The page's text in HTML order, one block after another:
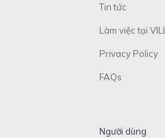
Tin tức
Làm việc tại VILL
Privacy Policy
FAQs
Người dùng